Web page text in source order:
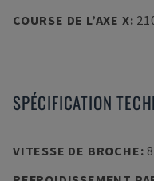
COURSE DE L’AXE X:
SPÉCIFICATION
VITESSE DE BROCHE: